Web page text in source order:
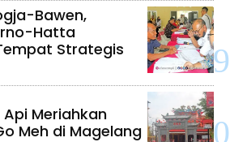
Bawen,
Hatta
Strategis
Meriahkan
Meh di Magelang